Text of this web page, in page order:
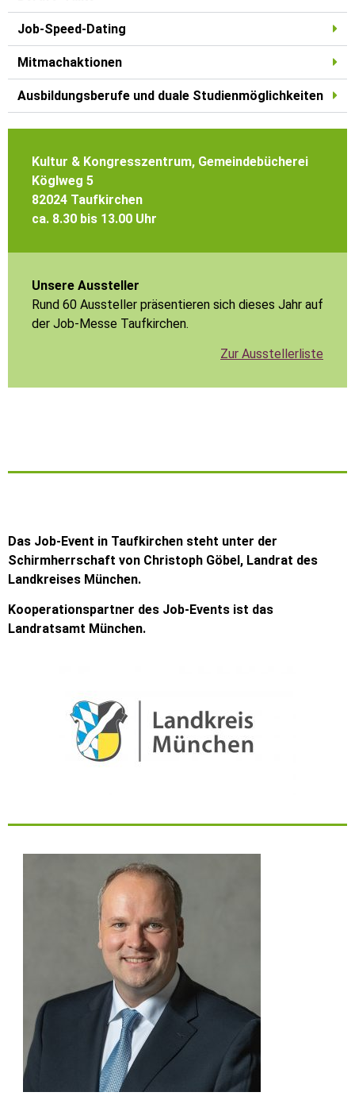
Job-Speed-Dating
Mitmachaktionen
Ausbildungsberufe und duale Studienmöglichkeiten
Kultur & Kongresszentrum, Gemeindebücherei
Köglweg 5
82024 Taufkirchen
ca. 8.30 bis 13.00 Uhr
Unsere Aussteller
Rund 60 Aussteller präsentieren sich dieses Jahr auf
der Job-Messe Taufkirchen.
Zur Ausstellerliste
Das Job-Event in Taufkirchen steht unter der
Schirmherrschaft von Christoph Göbel, Landrat des
Landkreises München.
Kooperationspartner des Job-Events ist das
Landratsamt München.